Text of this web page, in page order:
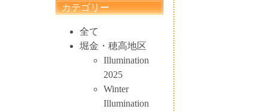
カテゴリー
全て
堀金・穂高地区
Illumination
2025
Winter
Illumination